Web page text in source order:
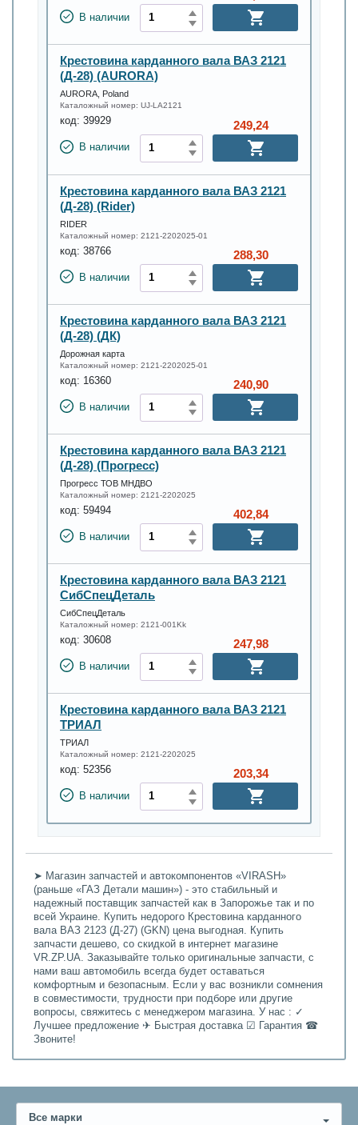
В наличии
Крестовина карданного вала ВАЗ 2121
(Д-28) (AURORA)
AURORA, Poland
Каталожный номер: UJ-LA2121
код: 39929
В наличии
249,24
Крестовина карданного вала ВАЗ 2121
(Д-28) (Rider)
RIDER
Каталожный номер: 2121-2202025-01
код: 38766
В наличии
288,30
Крестовина карданного вала ВАЗ 2121
(Д-28) (ДК)
Дорожная карта
Каталожный номер: 2121-2202025-01
код: 16360
В наличии
240,90
Крестовина карданного вала ВАЗ 2121
(Д-28) (Прогресс)
Прогресс ТОВ МНДВО
Каталожный номер: 2121-2202025
код: 59494
В наличии
402,84
Крестовина карданного вала ВАЗ 2121
СибСпецДеталь
СибСпецДеталь
Каталожный номер: 2121-001Kk
код: 30608
В наличии
247,98
Крестовина карданного вала ВАЗ 2121
ТРИАЛ
ТРИАЛ
Каталожный номер: 2121-2202025
код: 52356
В наличии
203,34
➤ Магазин запчастей и автокомпонентов «VIRASH»
(раньше «ГАЗ Детали машин») - это стабильный и
надежный поставщик запчастей как в Запорожье так и по
всей Украине. Купить недорого Крестовина карданного
вала ВАЗ 2123 (Д-27) (GKN) цена выгодная. Купить
запчасти дешево, со скидкой в интернет магазине
VR.ZP.UA. Заказывайте только оригинальные запчасти, с
нами ваш автомобиль всегда будет оставаться
комфортным и безопасным. Если у вас возникли сомнения
в совместимости, трудности при подборе или другие
вопросы, свяжитесь с менеджером магазина. У нас : ✓
Лучшее предложение ✈ Быстрая доставка ☑ Гарантия ☎
Звоните!
Все марки